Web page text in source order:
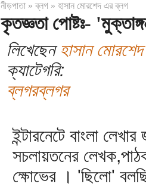
নীড়পাতা»ব্লগ» হাসান মোরশেদ এর ব্লগ
কৃতজ্ঞতা পোষ্টঃ-
লিখেছেনহাসান মোরশেদ
ক্যাটেগরি:
ব্লগরব্লগর
ইন্টারনেটে বাংলা
সচলায়তনের
ক্ষোভের । 'ছিলো'